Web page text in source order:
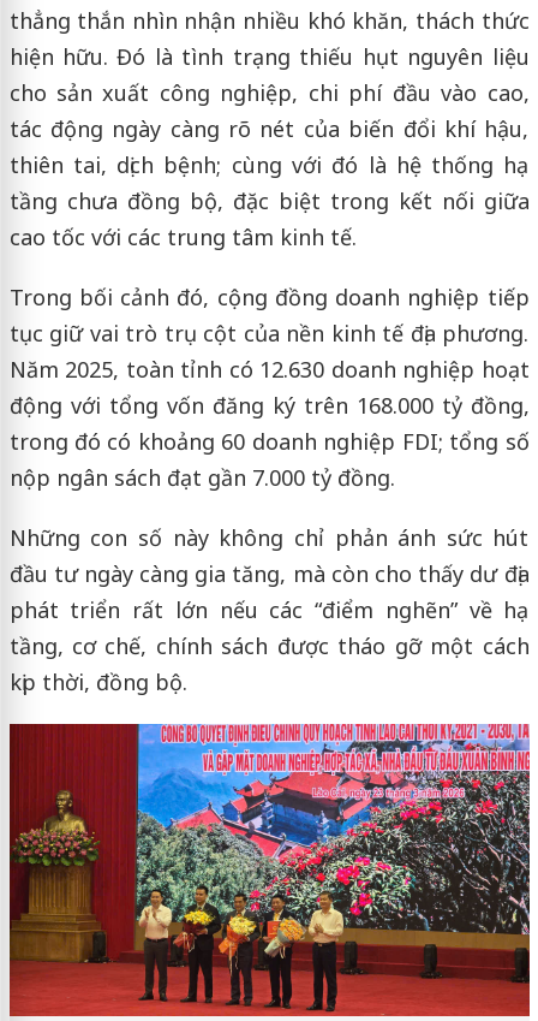
thẳng thắn nhìn nhận nhiều khó khăn, thách thức
hiện hữu. Đó là tình trạng thiếu hụt nguyên liệu
cho sản xuất công nghiệp, chi phí đầu vào cao,
tác động ngày càng rõ nét của biến đổi khí hậu,
thiên tai, dịch bệnh; cùng với đó là hệ thống hạ
tầng chưa đồng bộ, đặc biệt trong kết nối giữa
cao tốc với các trung tâm kinh tế.
Trong bối cảnh đó, cộng đồng doanh nghiệp tiếp
tục giữ vai trò trụ cột của nền kinh tế địa phương.
Năm 2025, toàn tỉnh có 12.630 doanh nghiệp hoạt
động với tổng vốn đăng ký trên 168.000 tỷ đồng,
trong đó có khoảng 60 doanh nghiệp FDI; tổng số
nộp ngân sách đạt gần 7.000 tỷ đồng.
Những con số này không chỉ phản ánh sức hút
đầu tư ngày càng gia tăng, mà còn cho thấy dư địa
phát triển rất lớn nếu các “điểm nghẽn” về hạ
tầng, cơ chế, chính sách được tháo gỡ một cách
kịp thời, đồng bộ.